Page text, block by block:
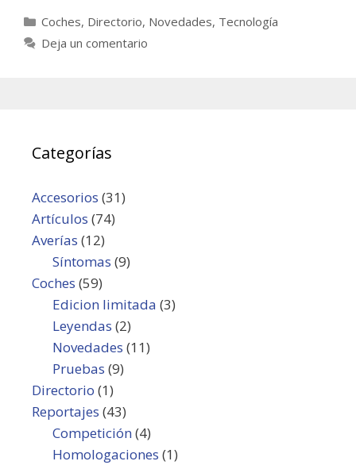
Categorías
Coches, Directorio, Novedades, Tecnología
Deja un comentario
Categorías
Accesorios (31)
Artículos (74)
Averías (12)
Síntomas (9)
Coches (59)
Edicion limitada (3)
Leyendas (2)
Novedades (11)
Pruebas (9)
Directorio (1)
Reportajes (43)
Competición (4)
Homologaciones (1)